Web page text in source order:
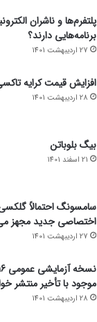
پلتفرم‌ها و ناشران
برنامه‌هایی دارند؟
27 اردیبهشت 1401
افزایش قیمت کرایه
28 اردیبهشت 1401
بیگ بلوباتن
21 اسفند 1401
اختصاصی جدید مجهز
27 اردیبهشت 1401
موجود با تأخیر منتشر
28 اردیبهشت 1401